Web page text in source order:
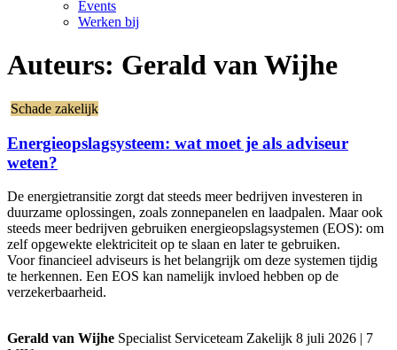
Events
Werken bij
Auteurs: Gerald van Wijhe
Schade zakelijk
Energieopslagsysteem: wat moet je als adviseur
weten?
De energietransitie zorgt dat steeds meer bedrijven investeren in
duurzame oplossingen, zoals zonnepanelen en laadpalen. Maar ook
steeds meer bedrijven gebruiken energieopslagsystemen (EOS): om
zelf opgewekte elektriciteit op te slaan en later te gebruiken.
Voor financieel adviseurs is het belangrijk om deze systemen tijdig
te herkennen. Een EOS kan namelijk invloed hebben op de
verzekerbaarheid.
Gerald van Wijhe Specialist Serviceteam Zakelijk 8 juli 2026 | 7